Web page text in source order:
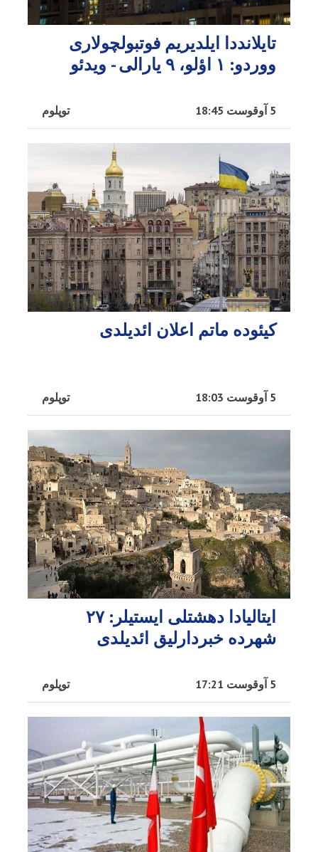
تایلانددا ایلدیریم فوتبولچولاری
ووردو: ۱ اؤلو، ۹ یارالی - ویدئو
توپلوم 5 آوقوست 18:45
کیئوده ماتم اعلان ائدیلدی
توپلوم 5 آوقوست 18:03
ایتالیادا دهشتلی ایستیلر: ۲۷
شهرده خبردارلیق ائدیلدی
توپلوم 5 آوقوست 17:21